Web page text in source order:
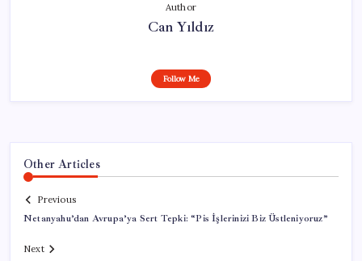
Author
Can Yıldız
Follow Me
Other Articles
Previous
Netanyahu’dan Avrupa’ya Sert Tepki: “Pis İşlerinizi Biz Üstleniyoruz”
Next